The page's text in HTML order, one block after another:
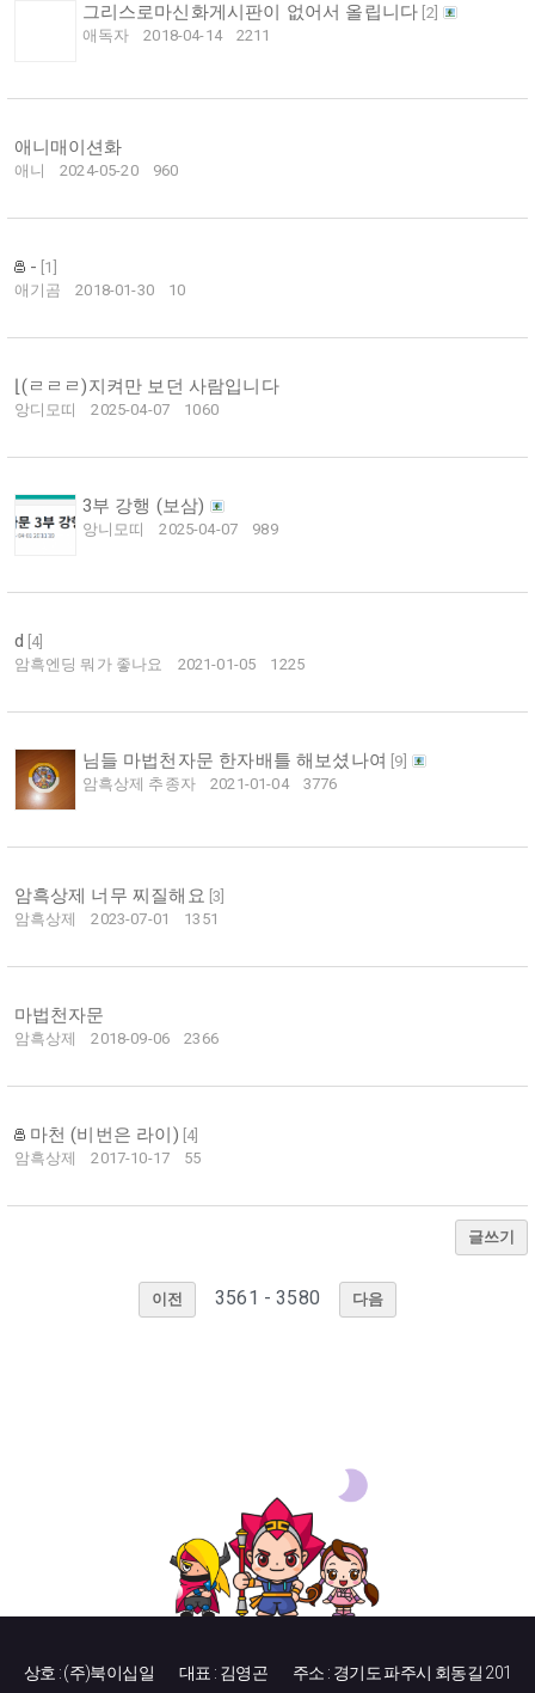
그리스로마신화게시판이 없어서 올립니다 2]
애독자
2018-04-14 2211
애니매이션화
애니 2024-05-20 960
- 1
애기곰
2018-01-30 10
⌊(ㄹㄹㄹ)지켜만 보던 사람입니다
앙디모띠 2025-04-07 1060
3부 강행 (보삼)
앙니모띠 2025-04-07 989
d 4]
암흑엔딩 뭐가 좋나요
2021-01-05 1225
님들 마법천자문 한자배틀 해보셨나여 9
암흑상제 추종자
2021-01-04 3776
암흑상제 너무 찌질해요 [3
암흑상제
2023-07-01 1351
마법천자문
암흑상제 2018-09-06 2366
마천 (비번은 라이) 4]
암흑상제
2017-10-17 55
글쓰기
이전 3561 - 3580 다음
상호 : (주)북이십일 대표 : 김영곤 주소 : 경기도 파주시 회동길 201